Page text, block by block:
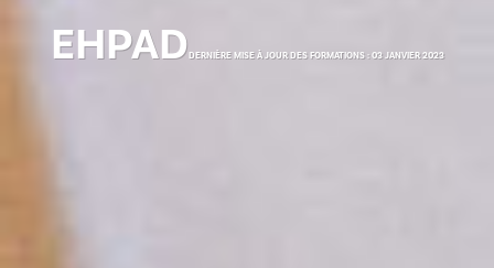
EHPADDERNIÈRE MISE À JOUR DES FORMATIONS : 03 JANVIER 2023